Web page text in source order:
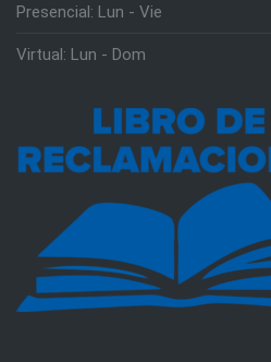
Presencial: Lun - Vie
Virtual: Lun - Dom